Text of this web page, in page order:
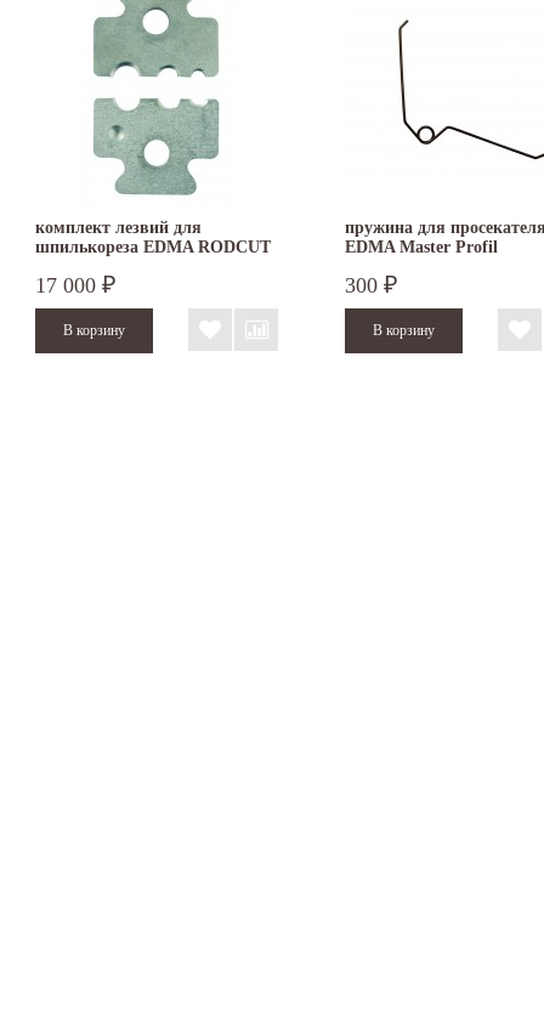
комплект лезвий для
шпилькореза EDMA RODCUT
17 000 ₽
пружина для
EDMA Master Profil
300 ₽